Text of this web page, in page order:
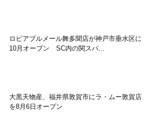
ロピアブルメール舞多聞店が神戸市垂水区に
10月オープン SC内の関スパ...
大黒天物産、福井県敦賀市にラ・ムー敦賀店
を8月6日オープン